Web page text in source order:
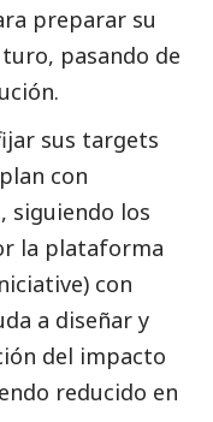
preparar su
pasando de
sus targets
con
siguiendo los
la plataforma
con
a diseñar y
del impacto
reducido en